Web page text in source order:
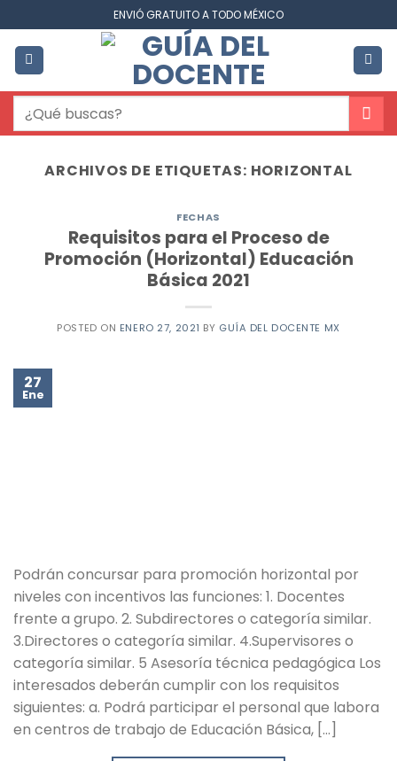
al
contenido
ENVIÓ GRATUITO A TODO MÉXICO
Buscar
por:
ARCHIVOS DE ETIQUETAS: HORIZONTAL
FECHAS
Requisitos para el Proceso de
Promoción (Horizontal) Educación
Básica 2021
POSTED ON ENERO 27, 2021 BY GUÍA DEL DOCENTE MX
27
Ene
Podrán concursar para promoción horizontal por
niveles con incentivos las funciones: 1. Docentes
frente a grupo. 2. Subdirectores o categoría similar.
3.Directores o categoría similar. 4.Supervisores o
categoría similar. 5 Asesoría técnica pedagógica Los
interesados deberán cumplir con los requisitos
siguientes: a. Podrá participar el personal que labora
en centros de trabajo de Educación Básica, […]